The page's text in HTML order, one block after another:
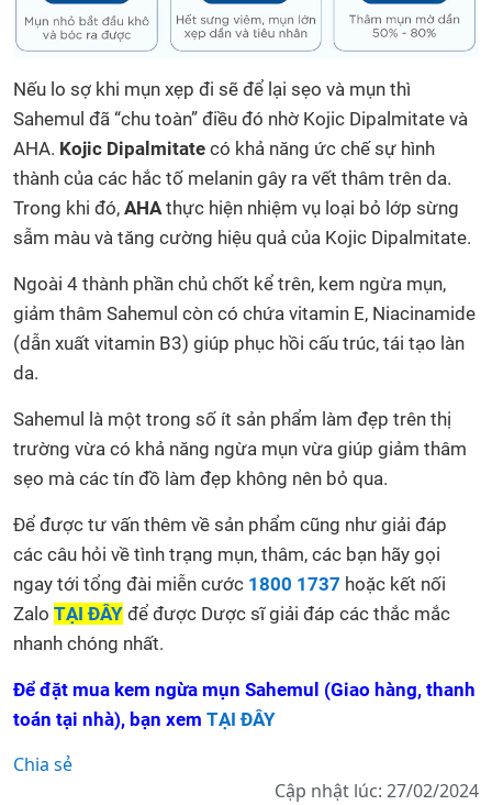
Nếu lo sợ khi mụn xẹp đi sẽ để lại sẹo và mụn thì
Sahemul đã “chu toàn” điều đó nhờ Kojic Dipalmitate và
AHA. Kojic Dipalmitate có khả năng ức chế sự hình
thành của các hắc tố melanin gây ra vết thâm trên da.
Trong khi đó, AHAthực hiện nhiệm vụ loại bỏ lớp sừng
sẫm màu và tăng cường hiệu quả của Kojic Dipalmitate.
Ngoài 4 thành phần chủ chốt kể trên, kem ngừa mụn,
giảm thâm Sahemul còn có chứa vitamin E, Niacinamide
(dẫn xuất vitamin B3) giúp phục hồi cấu trúc, tái tạo làn
da.
Sahemul là một trong số ít sản phẩm làm đẹp trên thị
trường vừa có khả năng ngừa mụn vừa giúp giảm thâm
sẹo mà các tín đồ làm đẹp không nên bỏ qua.
Để được tư vấn thêm về sản phẩm cũng như giải đáp
các câu hỏi về tình trạng mụn, thâm, các bạn hãy gọi
ngay tới tổng đài miễn cước 1800 1737 hoặc kết nối
Zalo TẠI ĐÂY để được Dược sĩ giải đáp các thắc mắc
nhanh chóng nhất.
Để đặt mua kem ngừa mụn Sahemul (Giao hàng, thanh
toán tại nhà), bạn xem TẠI ĐÂY
Chia sẻ
Cập nhật lúc: 27/02/2024